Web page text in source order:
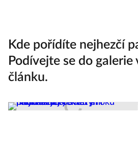
Kde pořídíte nejhezčí
Podívejte se do galerie
článku.